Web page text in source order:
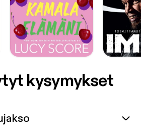
kysymykset